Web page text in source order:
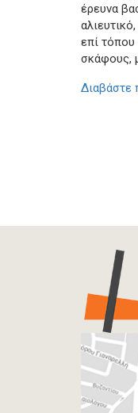
έρευνα
επί τόπου
σκάφους,
Διαβάστε